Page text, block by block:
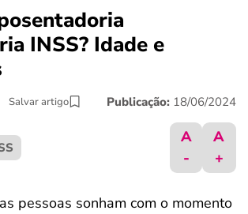
INSS? Idade e
Salvar artigo Publicação: 18/06/2024
A
-
A
+
pessoas sonham com o momento